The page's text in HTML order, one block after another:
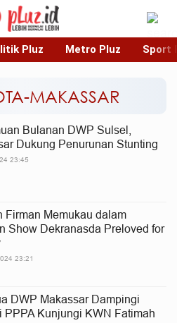
Pluz Metro Pluz Sport
MAKASSAR
Bulanan DWP Sulsel,
Dukung Penurunan Stunting
23:45
Firman Memukau dalam
Show Dekranasda Preloved for
23:21
DWP Makassar Dampingi
PPPA Kunjungi KWN Fatimah